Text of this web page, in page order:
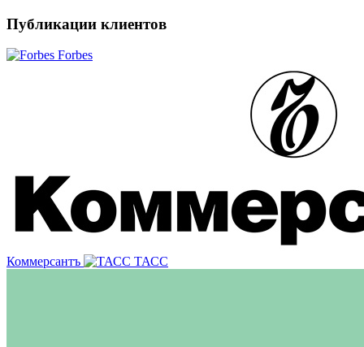
Публикации клиентов
Forbes
Коммерсантъ ТАСС